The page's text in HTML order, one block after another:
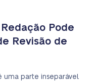
Pode
Revisão de
uma parte inseparável